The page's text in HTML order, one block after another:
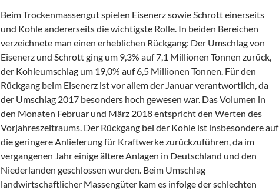
Beim Trockenmassengut spielen Eisenerz sowie Schrott einerseits
und Kohle andererseits die wichtigste Rolle. In beiden Bereichen
verzeichnete man einen erheblichen Rückgang: Der Umschlag von
Eisenerz und Schrott ging um 9,3% auf 7,1 Millionen Tonnen zurück,
der Kohleumschlag um 19,0% auf 6,5 Millionen Tonnen. Für den
Rückgang beim Eisenerz ist vor allem der Januar verantwortlich, da
der Umschlag 2017 besonders hoch gewesen war. Das Volumen in
den Monaten Februar und März 2018 entspricht den Werten des
Vorjahreszeitraums. Der Rückgang bei der Kohle ist insbesondere auf
die geringere Anlieferung für Kraftwerke zurückzuführen, da im
vergangenen Jahr einige ältere Anlagen in Deutschland und den
Niederlanden geschlossen wurden. Beim Umschlag
landwirtschaftlicher Massengüter kam es infolge der schlechten